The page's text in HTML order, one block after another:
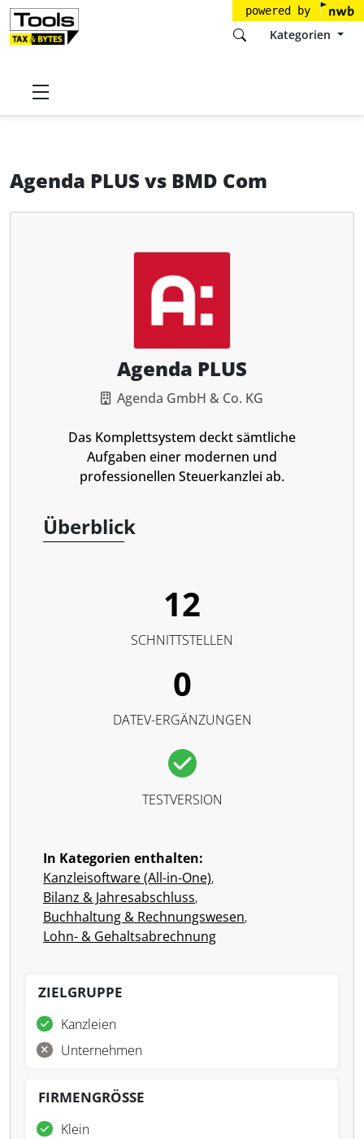
powered by
Kategorien
Startseite
Agenda PLUS vs BMD Com
Agenda PLUS
Agenda GmbH & Co. KG
Das Komplettsystem deckt sämtliche
Aufgaben einer modernen und
professionellen Steuerkanzlei ab.
Überblick
12
SCHNITTSTELLEN
0
DATEV-ERGÄNZUNGEN
TESTVERSION
In Kategorien enthalten:
Kanzleisoftware (All-in-One),
Bilanz & Jahresabschluss,
Buchhaltung & Rechnungswesen,
Lohn- & Gehaltsabrechnung
ZIELGRUPPE
Kanzleien
Unternehmen
FIRMENGRÖSSE
Klein